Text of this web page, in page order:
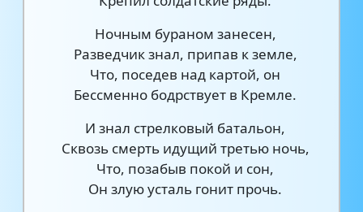
Ночным бураном занесен,
Разведчик знал, припав к земле,
Что, поседев над картой, он
Бессменно бодрствует в Кремле.
И знал стрелковый батальон,
Сквозь смерть идущий третью ночь,
Что, позабыв покой и сон,
Он злую усталь гонит прочь.